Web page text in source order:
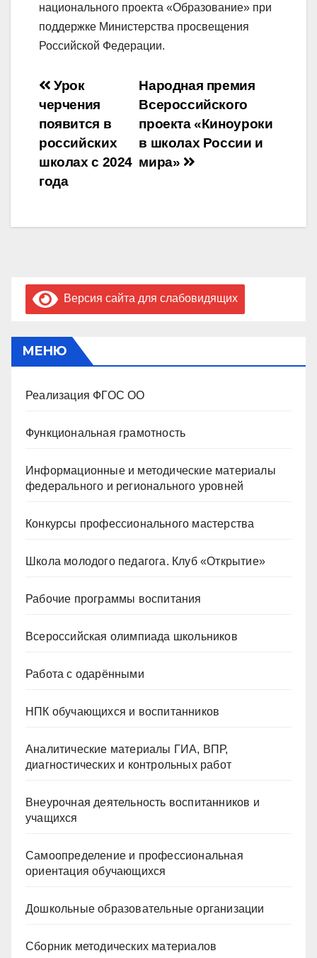
национального проекта «Образование» при
поддержке Министерства просвещения
Российской Федерации.
Навигация
по
записям
Народная премия
Всероссийского
проекта «Киноуроки
в школах России и
мира»
Урок
черчения
появится в
российских
школах с 2024
года
Версия сайта для слабовидящих
МЕНЮ
Реализация ФГОС ОО
Функциональная грамотность
Информационные и методические материалы
федерального и регионального уровней
Конкурсы профессионального мастерства
Школа молодого педагога. Клуб «Открытие»
Рабочие программы воспитания
Всероссийская олимпиада школьников
Работа с одарёнными
НПК обучающихся и воспитанников
Аналитические материалы ГИА, ВПР,
диагностических и контрольных работ
Внеурочная деятельность воспитанников и
учащихся
Самоопределение и профессиональная
ориентация обучающихся
Дошкольные образовательные организации
Сборник методических материалов